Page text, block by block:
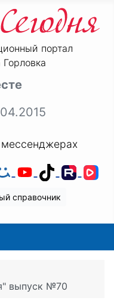
портал
Горловка
мессенджерах
Мой Мир
YouTube
TikTok
справочник
выпуск №70